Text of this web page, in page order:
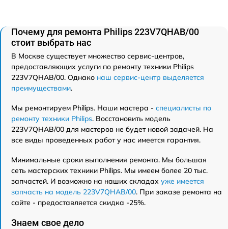
Почему для ремонта Philips 223V7QHAB/00
стоит выбрать нас
В Москве существует множество сервис-центров,
предоставляющих услуги по ремонту техники Philips
223V7QHAB/00. Однако наш сервис-центр выделяется
преимуществами.
Мы ремонтируем Philips. Наши мастера - специалисты по
ремонту техники Philips. Восстановить модель
223V7QHAB/00 для мастеров не будет новой задачей. На
все виды проведенных работ у нас имеется гарантия.
Минимальные сроки выполнения ремонта. Мы большая
сеть мастерских техники Philips. Мы имеем более 20 тыс.
запчастей. И возможно на наших складах уже имеется
запчасть на модель 223V7QHAB/00. При заказе ремонта на
сайте - предоставляется скидка -25%.
Знаем свое дело